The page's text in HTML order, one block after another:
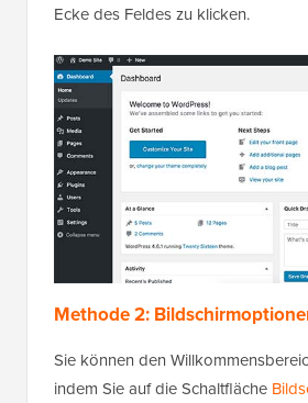
Ecke des Feldes zu klicken.
Methode 2:
Sie können den
indem Sie auf die Schaltfläche